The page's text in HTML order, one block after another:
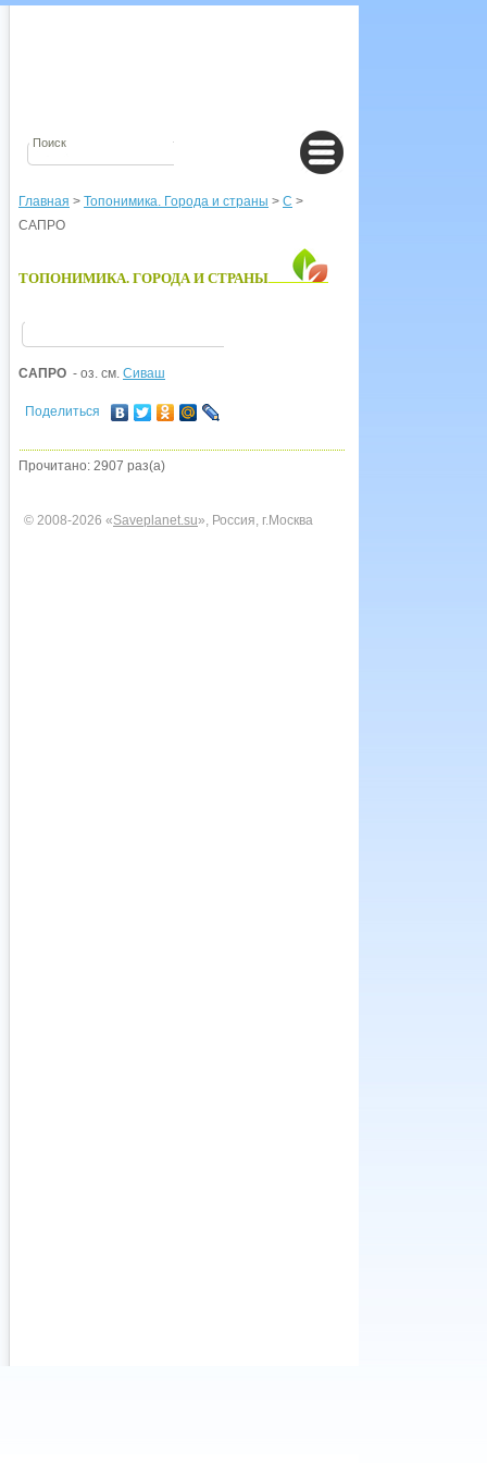
Главная > Топонимика. Города и страны > С >
САПРО
ТОПОНИМИКА. ГОРОДА И СТРАНЫ
САПРО - оз. см. Сиваш
Поделиться
Прочитано: 2907 раз(а)
© 2008-2026 «Saveplanet.su», Россия, г.Москва